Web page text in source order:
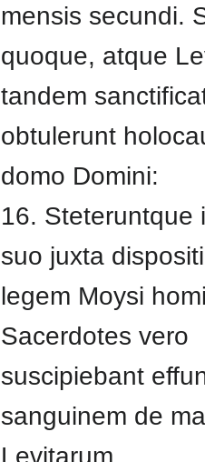
mensis secundi.
quoque, atque
tandem
obtulerunt
domo Domini:
16. Steteruntque
suo juxta
legem Moysi
Sacerdotes vero
suscipiebant
sanguinem de
Levitarum,